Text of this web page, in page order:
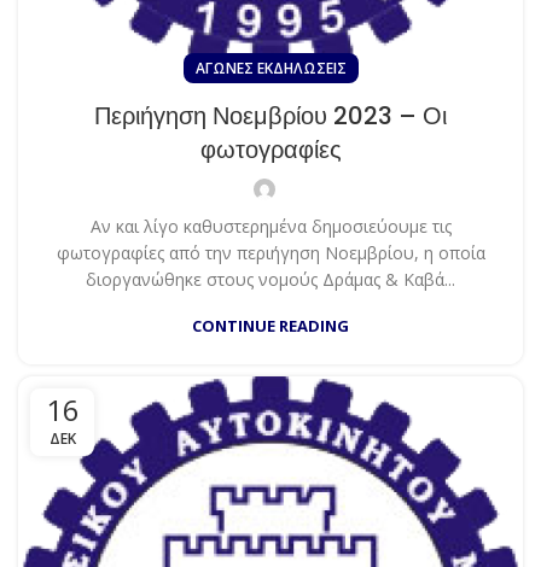
ΑΓΏΝΕΣ EΚΔΗΛΏΣΕΙΣ
Περιήγηση Νοεμβρίου 2023 – Οι
φωτογραφίες
Αν και λίγο καθυστερημένα δημοσιεύουμε τις
φωτογραφίες από την περιήγηση Νοεμβρίου, η οποία
διοργανώθηκε στους νομούς Δράμας & Καβά...
CONTINUE READING
16
ΔΕΚ